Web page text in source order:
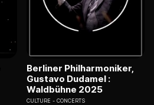
Berliner Philharmoniker,
Gustavo Dudamel :
Waldbühne 2025
CULTURE CONCERTS